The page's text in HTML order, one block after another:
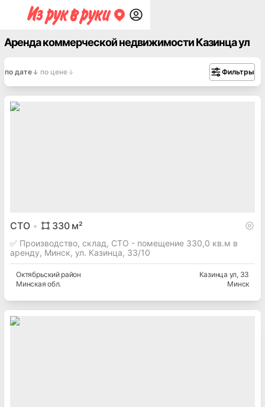
Аренда коммерческой недвижимости Казинца ул
по дате по цене Фильтры
СТО 330м²
✅ Производство, склад, СТО - помещение 330,0 кв.м в
аренду, Минск, ул. Казинца, 33/10
Октябрьский район
Минская обл.
Казинца ул, 33
Минск